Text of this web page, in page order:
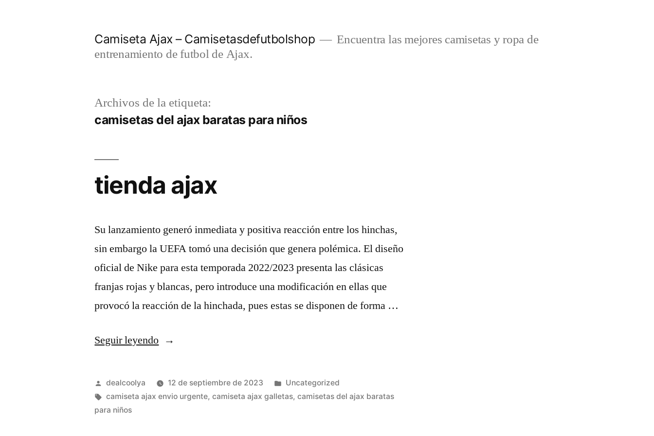
Camiseta Ajax – Camisetasdefutbolshop
Encuentra las mejores camisetas y ropa de
entrenamiento de futbol de Ajax.
Archivos de la etiqueta:
camisetas del ajax baratas para niños
tienda ajax
Su lanzamiento generó inmediata y positiva reacción entre los hinchas,
sin embargo la UEFA tomó una decisión que genera polémica. El diseño
oficial de Nike para esta temporada 2022/2023 presenta las clásicas
franjas rojas y blancas, pero introduce una modificación en ellas que
provocó la reacción de la hinchada, pues estas se disponen de forma …
Seguir leyendo«tienda
Publicado
por
dealcoolya 12 de septiembre de 2023
Publicado
en
Uncategorized
Etiquetas:
camiseta ajax envio urgente,camiseta ajax galletas,camisetas del ajax baratas
para niños